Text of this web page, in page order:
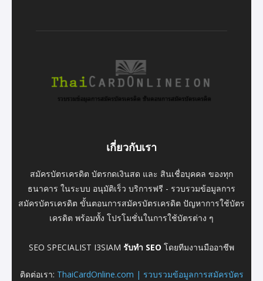
เกี่ยวกับเรา
สมัครบัตรเครดิต บัตรกดเงินสด และ สินเชื่อบุคคล ของทุก
ธนาคาร ในระบบ อนุมัติเร็ว บริการฟรี - รวบรวมข้อมูลการ
สมัครบัตรเครดิต ขั้นตอนการสมัครบัตรเครดิต ปัญหาการใช้บัตร
เครดิต พร้อมทั้ง โปรโมชั่นในการใช้บัตรต่าง ๆ
SEO SPECIALIST I3SIAM รับทำ SEO โดยทีมงานมืออาชีพ
ติดต่อเรา: ThaiCardOnline.com | รวบรวมข้อมูลการสมัครบัตร